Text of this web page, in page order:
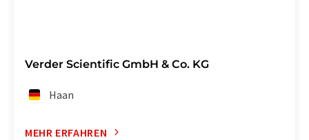
Verder Scientific GmbH & Co. KG
Haan
MEHR ERFAHREN